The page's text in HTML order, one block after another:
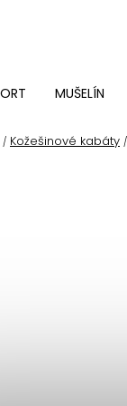
MUŠELÍN
/ Kožešinové kabáty /